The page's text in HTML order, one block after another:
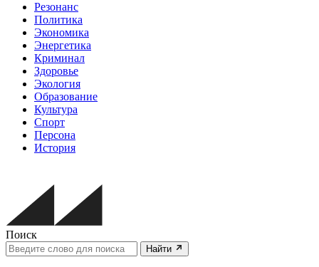
Резонанс
Политика
Экономика
Энергетика
Криминал
Здоровье
Экология
Образование
Культура
Спорт
Персона
История
Поиск
Найти